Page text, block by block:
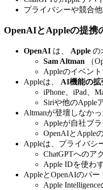
プライバシーや競合
OpenAIとAppleの提携
OpenAI は、 Apple の
Sam Altman （
Appleのイベン
Appleは、 AI機能の拡
iPhone、iPad、
Siriや他のApple
Altmanが登壇しなか
Appleが自社ブ
OpenAIとApple
Appleは、プライバシ
ChatGPTへのア
Apple IDを使わ
AppleとOpenAIのパ
Apple